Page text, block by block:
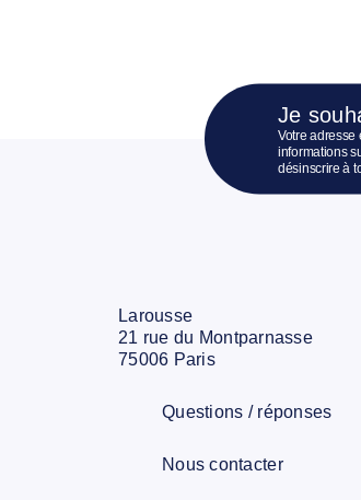
Je
Votre adresse
informations
désinscrire à
Larousse
21 rue du Montparnasse
75006 Paris
Questions / réponses
Nous contacter